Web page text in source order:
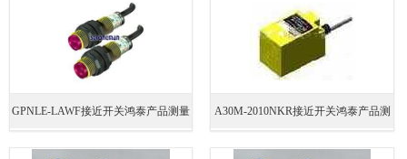
GPNLE-LAWF接近开关鸿泰产品测量 A30M-2010NKR接近开关鸿泰产品测